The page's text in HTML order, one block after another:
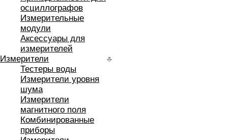
осциллографов
Измерительные
модули
Аксессуары для
измерителей
Измерители
Тестеры воды
Измерители уровня
шума
Измерители
магнитного поля
Комбинированные
приборы